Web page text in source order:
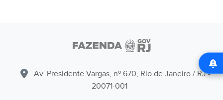
Av. Presidente Vargas, nº 670, Rio de Janeiro / RJ -
20071-001